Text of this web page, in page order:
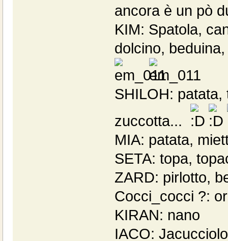
ancora è un pò
KIM: Spatola,
dolcino,
SHILOH: patata,
zuccotta...
MIA: patata,
SETA: topa,
ZARD: pirlotto,
Cocci_cocci ?:
KIRAN: nano
IACO: